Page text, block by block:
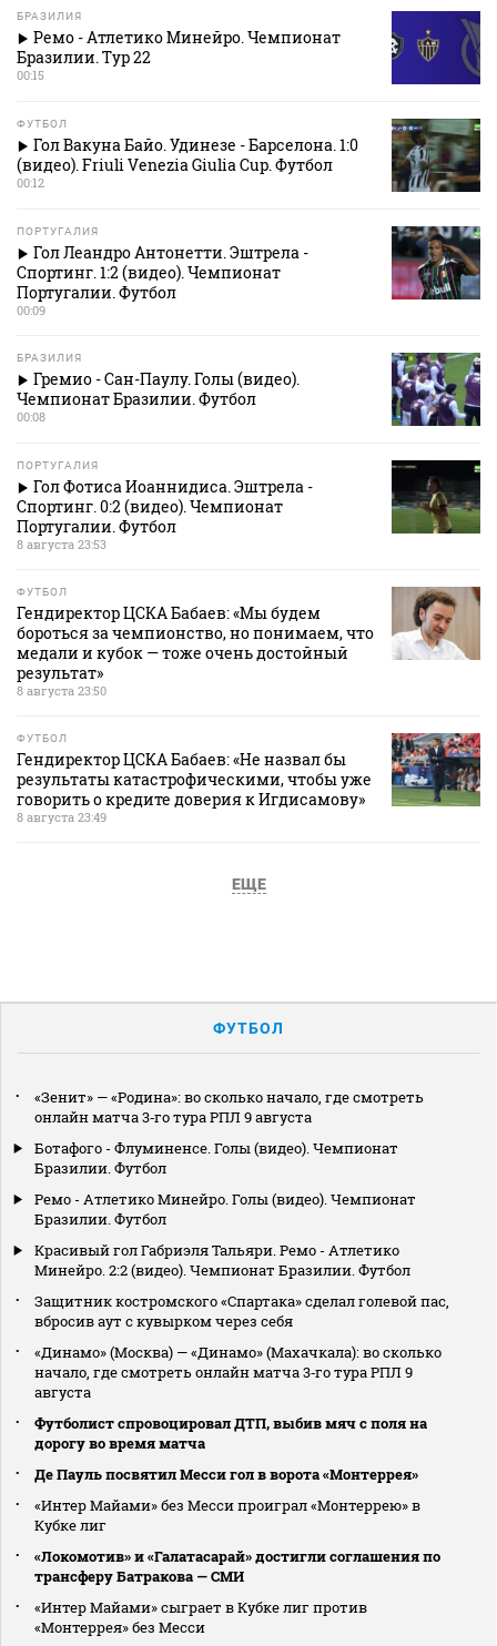
БРАЗИЛИЯ
Ремо - Атлетико Минейро. Чемпионат
Бразилии. Тур 22
00:15
ФУТБОЛ
Гол Вакуна Байо. Удинезе - Барселона. 1:0
(видео). Friuli Venezia Giulia Cup. Футбол
00:12
ПОРТУГАЛИЯ
Гол Леандро Антонетти. Эштрела -
Спортинг. 1:2 (видео). Чемпионат
Португалии. Футбол
00:09
БРАЗИЛИЯ
Гремио - Сан-Паулу. Голы (видео).
Чемпионат Бразилии. Футбол
00:08
ПОРТУГАЛИЯ
Гол Фотиса Иоаннидиса. Эштрела -
Спортинг. 0:2 (видео). Чемпионат
Португалии. Футбол
8 августа 23:53
ФУТБОЛ
Гендиректор ЦСКА Бабаев: «Мы будем
бороться за чемпионство, но понимаем, что
медали и кубок — тоже очень достойный
результат»
8 августа 23:50
ФУТБОЛ
Гендиректор ЦСКА Бабаев: «Не назвал бы
результаты катастрофическими, чтобы уже
говорить о кредите доверия к Игдисамову»
8 августа 23:49
ЕЩЕ
ФУТБОЛ
«Зенит» — «Родина»: во сколько начало, где смотреть
онлайн матча 3‑го тура РПЛ 9 августа
Ботафого - Флуминенсе. Голы (видео). Чемпионат
Бразилии. Футбол
Ремо - Атлетико Минейро. Голы (видео). Чемпионат
Бразилии. Футбол
Красивый гол Габриэля Тальяри. Ремо - Атлетико
Минейро. 2:2 (видео). Чемпионат Бразилии. Футбол
Защитник костромского «Спартака» сделал голевой пас,
вбросив аут с кувырком через себя
«Динамо» (Москва) — «Динамо» (Махачкала): во сколько
начало, где смотреть онлайн матча 3‑го тура РПЛ 9
августа
Футболист спровоцировал ДТП, выбив мяч с поля на
дорогу во время матча
Де Пауль посвятил Месси гол в ворота «Монтеррея»
«Интер Майами» без Месси проиграл «Монтеррею» в
Кубке лиг
«Локомотив» и «Галатасарай» достигли соглашения по
трансферу Батракова — СМИ
«Интер Майами» сыграет в Кубке лиг против
«Монтеррея» без Месси